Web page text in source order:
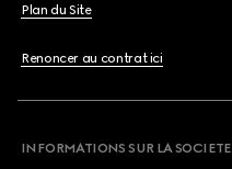
Plan du Site
Renoncer au contrat ici
INFORMATIONS SUR LA SOCIETE